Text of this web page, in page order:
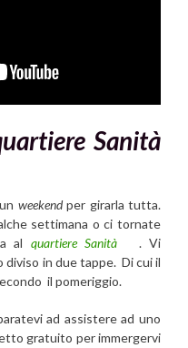
Sanità
weekendper girarla tutta.
settimana o ci tornate
al quartiere Sanità
. Vi
in due tappe. Di cui il
il pomeriggio.
ad assistere ad uno
gratuito per immergervi